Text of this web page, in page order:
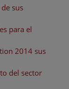
sus
para el
2014 sus
del sector